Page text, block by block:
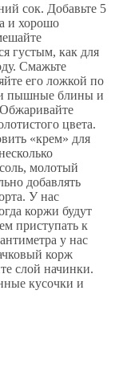
сок. Добавьте 5
и хорошо
густым, как для
Смажьте
его ложкой по
пышные блины и
цвета.
«крем» для
молотый
добавлять
У нас
коржи будут
приступать к
у нас
корж
слой начинки.
кусочки и